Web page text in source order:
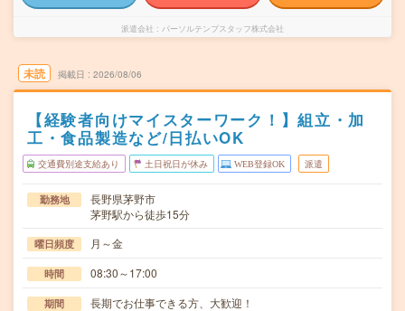
派遣会社 パーソルテンプスタッフ株式会社
未読 掲載日 2026/08/06
【経験者向けマイスターワーク！】組立・加
工・食品製造など/日払いOK
交通費別途支給あり 土日祝日が休み WEB登録OK 派遣
勤務地
長野県茅野市
茅野駅から徒歩15分
曜日頻度 月～金
時間 08:30～17:00
期間 長期でお仕事できる方、大歓迎！